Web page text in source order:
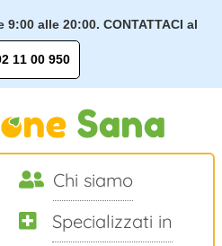
9:00 alle 20:00. CONTATTACI al
11 00 950
Chi siamo
Specializzati in